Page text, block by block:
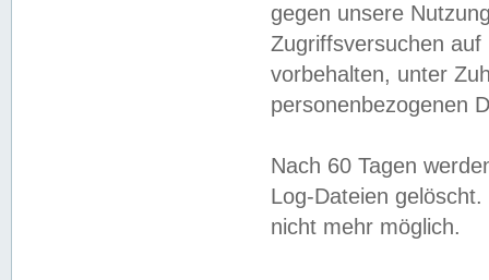
gegen unsere
Zugriffsversuchen
vorbehalten, unter
personenbezogenen
Nach 60 Tagen
Log-Dateien
nicht mehr möglich.